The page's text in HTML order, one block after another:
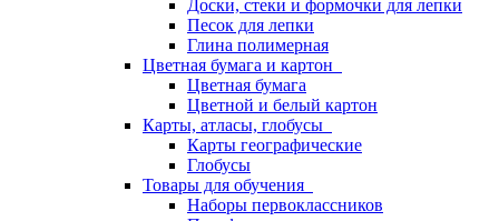
Доски, стеки и формочки для лепки
Песок для лепки
Глина полимерная
Цветная бумага и картон
Цветная бумага
Цветной и белый картон
Карты, атласы, глобусы
Карты географические
Глобусы
Товары для обучения
Наборы первоклассников